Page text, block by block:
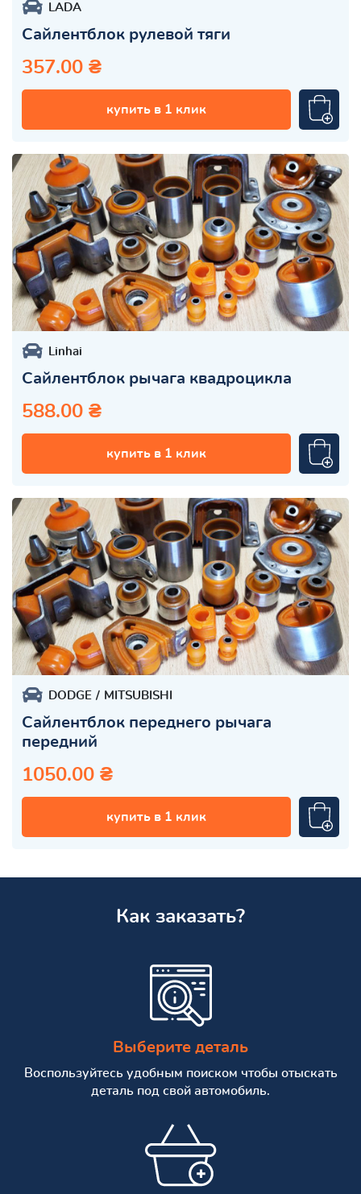
LADA
Сайлентблок рулевой тяги
357.00 ₴
купить в 1 клик
Linhai
Сайлентблок рычага квадроцикла
588.00 ₴
купить в 1 клик
DODGE MITSUBISHI
Сайлентблок переднего рычага
передний
1050.00 ₴
купить в 1 клик
Как заказать?
Выберите деталь
Воспользуйтесь удобным поиском чтобы отыскать
деталь под свой автомобиль.